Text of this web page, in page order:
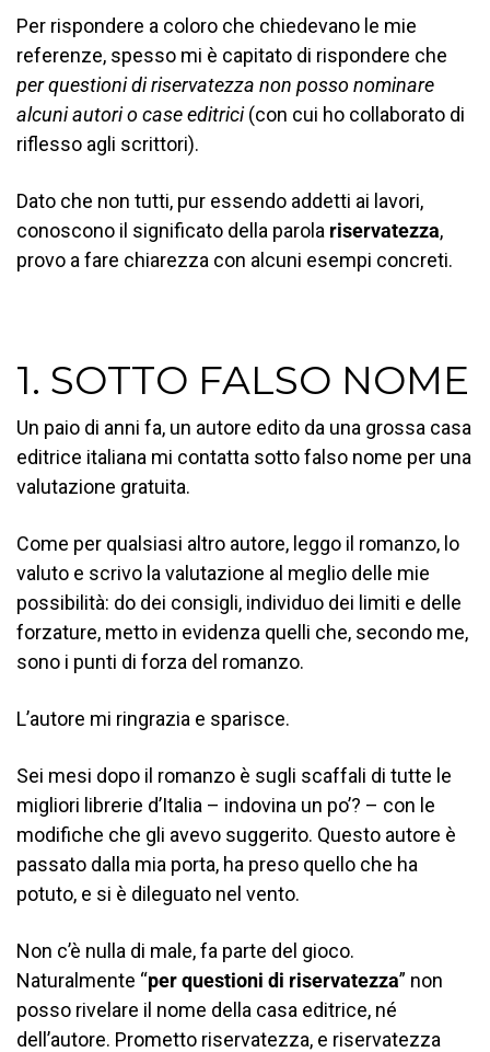
Per rispondere a coloro che chiedevano le mie
referenze, spesso mi è capitato di rispondere che
per questioni di riservatezza non posso nominare
alcuni autori o case editrici(con cui ho collaborato di
riflesso agli scrittori).
Dato che non tutti, pur essendo addetti ai lavori,
conoscono il significato della parola riservatezza,
provo a fare chiarezza con alcuni esempi concreti.
1. SOTTO FALSO NOME
Un paio di anni fa, un autore edito da una grossa casa
editrice italiana mi contatta sotto falso nome per una
valutazione gratuita.
Come per qualsiasi altro autore, leggo il romanzo, lo
valuto e scrivo la valutazione al meglio delle mie
possibilità: do dei consigli, individuo dei limiti e delle
forzature, metto in evidenza quelli che, secondo me,
sono i punti di forza del romanzo.
L’autore mi ringrazia e sparisce.
Sei mesi dopo il romanzo è sugli scaffali di tutte le
migliori librerie d’Italia – indovina un po’? – con le
modifiche che gli avevo suggerito. Questo autore è
passato dalla mia porta, ha preso quello che ha
potuto, e si è dileguato nel vento.
Non c’è nulla di male, fa parte del gioco.
Naturalmente “per questioni di riservatezza” non
posso rivelare il nome della casa editrice, né
dell’autore. Prometto riservatezza, e riservatezza